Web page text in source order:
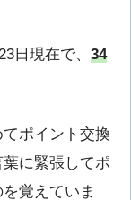
日現在で、 34
ポイント交換
に緊張してポ
覚えていま